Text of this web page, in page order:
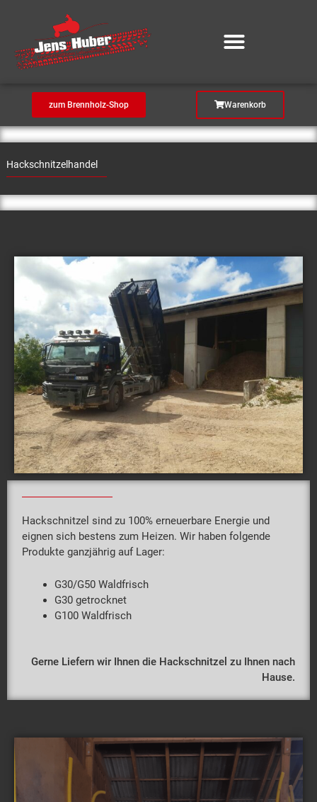
springen
zum Brennholz-Shop Warenkorb
Hackschnitzelhandel
Hackschnitzel sind zu 100% erneuerbare Energie und
eignen sich bestens zum Heizen. Wir haben folgende
Produkte ganzjährig auf Lager:
G30/G50 Waldfrisch
G30 getrocknet
G100 Waldfrisch
Gerne Liefern wir Ihnen die Hackschnitzel zu Ihnen nach
Hause.